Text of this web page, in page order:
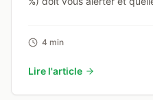
4 min
Lire l'article